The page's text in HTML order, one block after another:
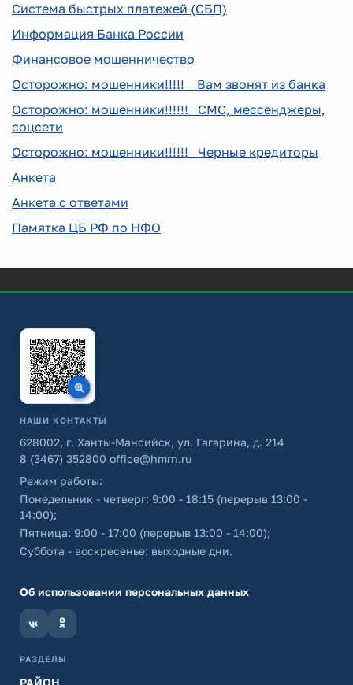
Система быстрых платежей (СБП)
Информация Банка России
Финансовое мошенничество
Осторожно: мошенники!!!!! Вам звонят из банка
Осторожно: мошенники!!!!!! СМС, мессенджеры,
соцсети
Осторожно: мошенники!!!!!! Черные кредиторы
Анкета
Анкета с ответами
Памятка ЦБ РФ по НФО
НАШИ КОНТАКТЫ
628002, г. Ханты-Мансийск, ул. Гагарина, д. 214
8 (3467) 352800 office@hmrn.ru
Режим работы:
Понедельник - четверг: 9:00 - 18:15 (перерыв 13:00 -
14:00);
Пятница: 9:00 - 17:00 (перерыв 13:00 - 14:00);
Суббота - воскресенье: выходные дни.
Об использовании персональных данных
РАЗДЕЛЫ
РАЙОН